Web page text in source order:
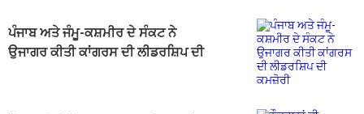
ਪੰਜਾਬ ਅਤੇ ਜੰਮੂ-ਕਸ਼ਮੀਰ ਦੇ ਸੰਕਟ ਨੇ
ਉਜਾਗਰ ਕੀਤੀ ਕਾਂਗਰਸ ਦੀ ਲੀਡਰਸ਼ਿਪ ਦੀ